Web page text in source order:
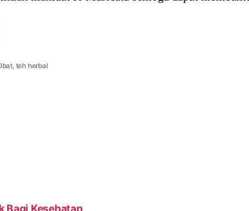
teh herbal
Bagi Kesehatan